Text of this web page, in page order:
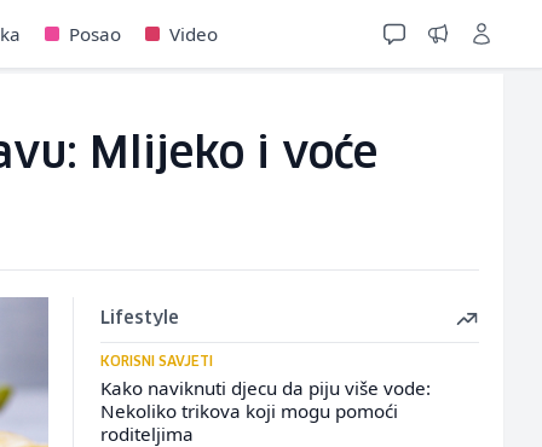
Posao Video
Mlijeko i voće
Lifestyle
KORISNI SAVJETI
Kako naviknuti djecu da piju više vode:
Nekoliko trikova koji mogu pomoći
roditeljima